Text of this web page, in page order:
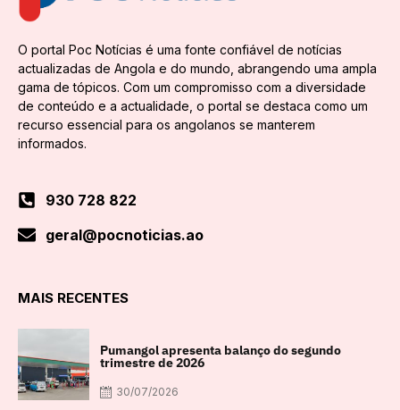
O portal Poc Notícias é uma fonte confiável de notícias
actualizadas de Angola e do mundo, abrangendo uma ampla
gama de tópicos. Com um compromisso com a diversidade
de conteúdo e a actualidade, o portal se destaca como um
recurso essencial para os angolanos se manterem
informados.
930 728 822
geral@pocnoticias.ao
MAIS RECENTES
Pumangol apresenta balanço do segundo
trimestre de 2026
30/07/2026